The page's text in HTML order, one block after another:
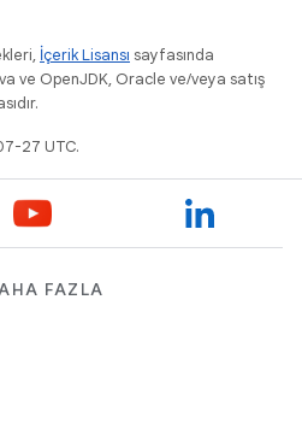
İçerik Lisansı sayfasında
ve OpenJDK, Oracle ve/veya satış
27 UTC.
FAZLA